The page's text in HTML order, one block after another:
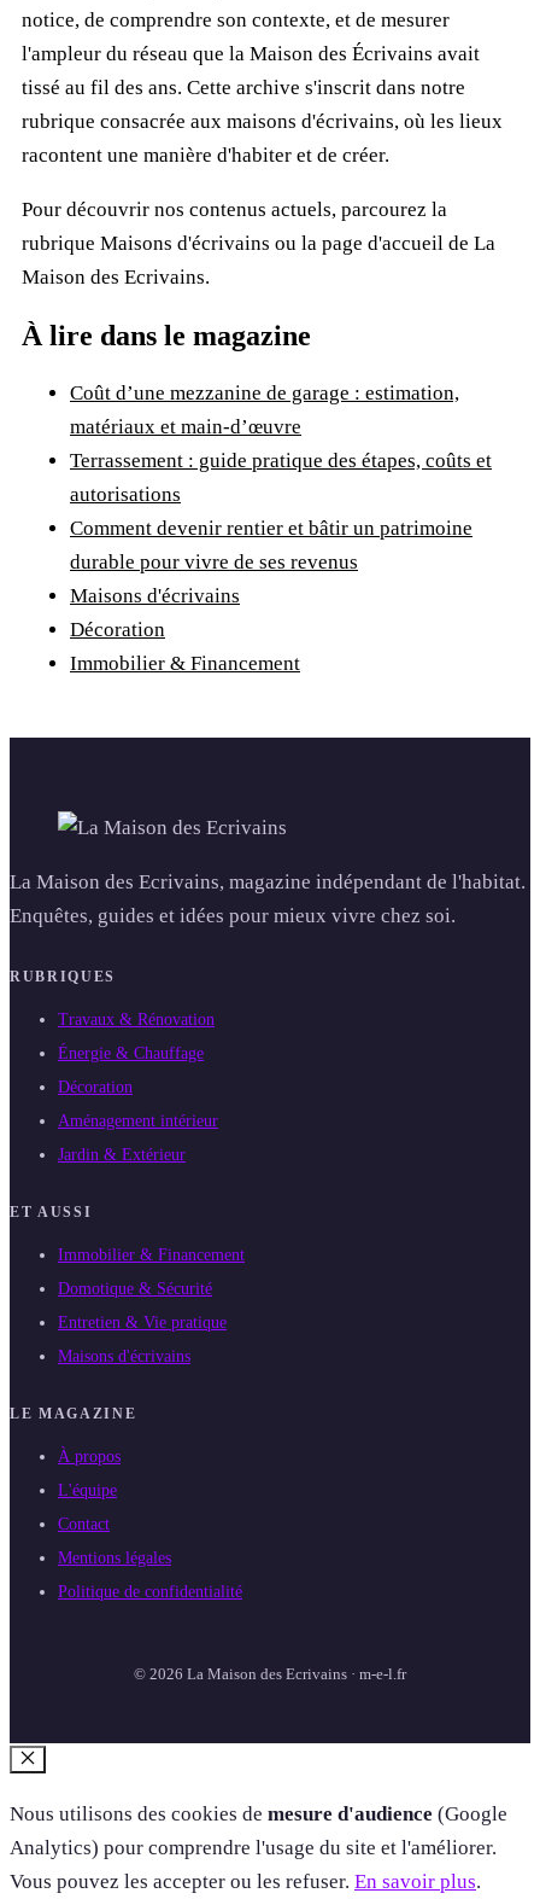
notice, de comprendre son contexte, et de mesurer
l'ampleur du réseau que la Maison des Écrivains avait
tissé au fil des ans. Cette archive s'inscrit dans notre
rubrique consacrée aux maisons d'écrivains, où les lieux
racontent une manière d'habiter et de créer.
Pour découvrir nos contenus actuels, parcourez la
rubrique Maisons d'écrivains ou la page d'accueil de La
Maison des Ecrivains.
À lire dans le magazine
Coût d’une mezzanine de garage : estimation,
matériaux et main-d’œuvre
Terrassement : guide pratique des étapes, coûts et
autorisations
Comment devenir rentier et bâtir un patrimoine
durable pour vivre de ses revenus
Maisons d'écrivains
Décoration
Immobilier & Financement
La Maison des Ecrivains, magazine indépendant de l'habitat.
Enquêtes, guides et idées pour mieux vivre chez soi.
RUBRIQUES
Travaux & Rénovation
Énergie & Chauffage
Décoration
Aménagement intérieur
Jardin & Extérieur
ET AUSSI
Immobilier & Financement
Domotique & Sécurité
Entretien & Vie pratique
Maisons d'écrivains
LE MAGAZINE
À propos
L'équipe
Contact
Mentions légales
Politique de confidentialité
© 2026 La Maison des Ecrivains · m-e-l.fr
Fermer
Nous utilisons des cookies de mesure d'audience (Google
Analytics) pour comprendre l'usage du site et l'améliorer.
Vous pouvez les accepter ou les refuser. En savoir plus.